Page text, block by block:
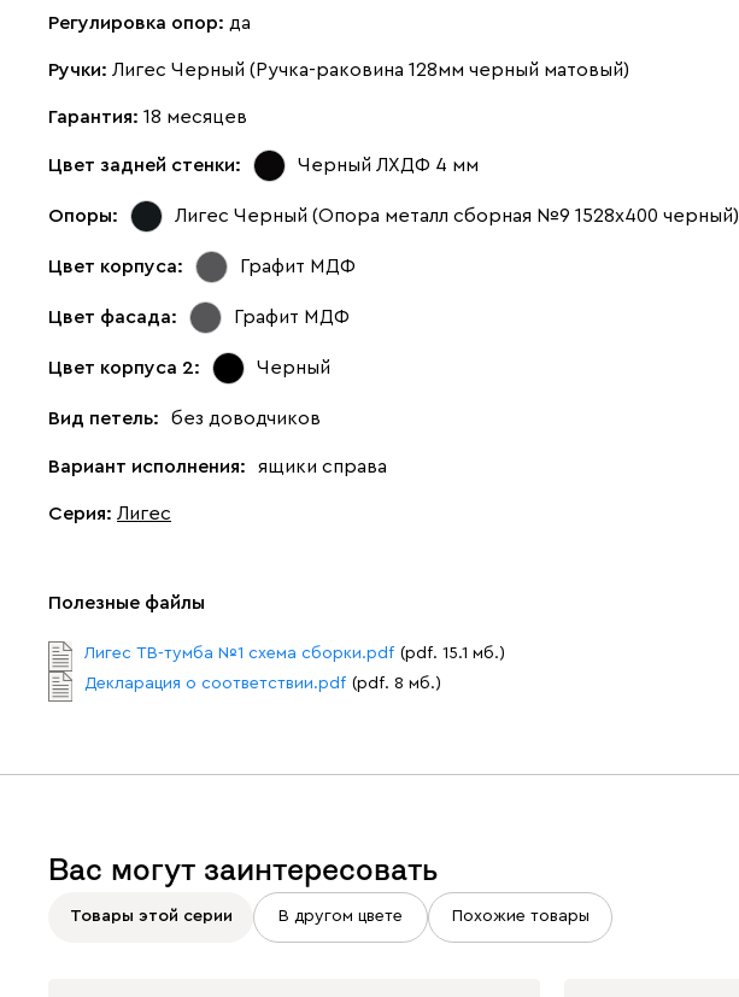
Регулировка опор: да
Ручки: Лигес Черный (Ручка-раковина 128мм черный матовый)
Гарантия: 18 месяцев
Цвет задней стенки: Черный ЛХДФ 4 мм
Опоры: Лигес Черный (Опора металл сборная №9 1528х400 черный)
Цвет корпуса: Графит МДФ
Цвет фасада: Графит МДФ
Цвет корпуса 2: Черный
Вид петель: без доводчиков
Вариант исполнения: ящики справа
Серия: Лигес
Полезные файлы
Лигес ТВ-тумба №1 схема сборки.pdf (pdf. 15.1 мб.)
Декларация о соответствии.pdf (pdf. 8 мб.)
Вас могут заинтересовать
Товары этой серии В другом цвете Похожие товары